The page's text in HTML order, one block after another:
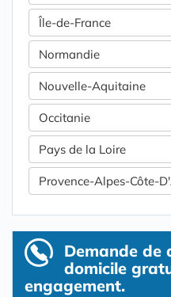
Île-de-France
Normandie
Nouvelle-Aquitaine
Occitanie
Pays de la Loire
Provence-Alpes-Côte-
Demande de
domicile
engagement.